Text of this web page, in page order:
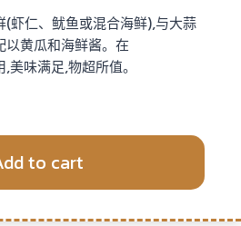
虾仁、鱿鱼或混合海鲜),与大蒜
黄瓜和海鲜酱。在
味满足,物超所值。
to cart